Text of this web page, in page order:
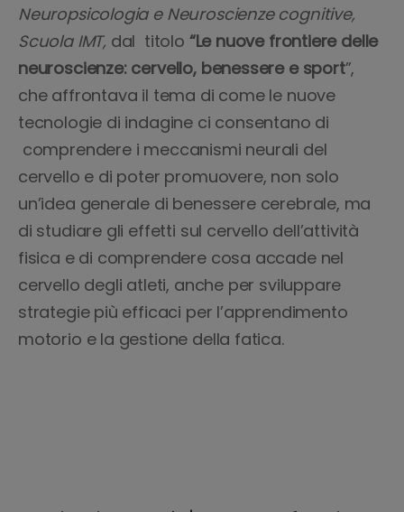
Neuropsicologia e Neuroscienze cognitive,
Scuola IMT, dal titolo “Le nuove frontiere delle
neuroscienze: cervello, benessere e sport”,
che affrontava il tema di come le nuove
tecnologie di indagine ci consentano di
comprendere i meccanismi neurali del
cervello e di poter promuovere, non solo
un’idea generale di benessere cerebrale, ma
di studiare gli effetti sul cervello dell’attività
fisica e di comprendere cosa accade nel
cervello degli atleti, anche per sviluppare
strategie più efficaci per l’apprendimento
motorio e la gestione della fatica.